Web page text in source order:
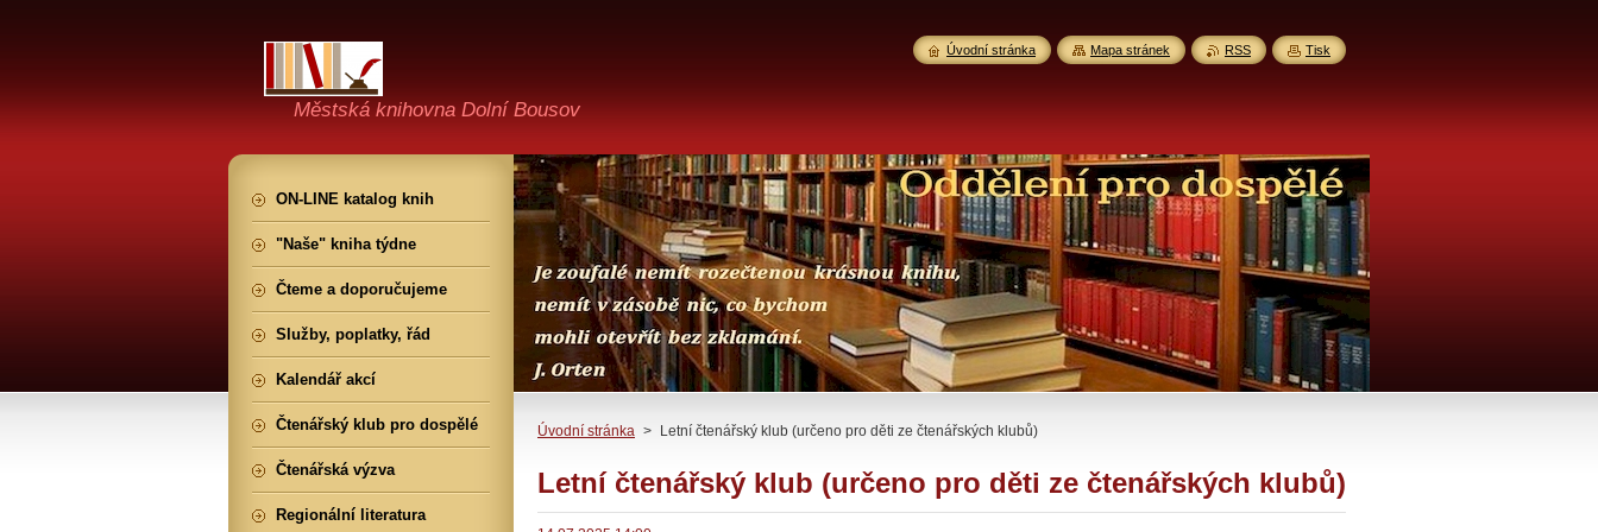
Městská knihovna Dolní Bousov
Úvodní stránka > Letní čtenářský klub (určeno pro děti ze čtenářských klubů)
Letní čtenářský klub (určeno pro děti ze čtenářských klubů)
ON-LINE katalog knih
"Naše" kniha týdne
Čteme a doporučujeme
Služby, poplatky, řád
Kalendář akcí
Čtenářský klub pro dospělé
Čtenářská výzva
Regionální literatura
Úvodní stránka Mapa stránek RSS Tisk